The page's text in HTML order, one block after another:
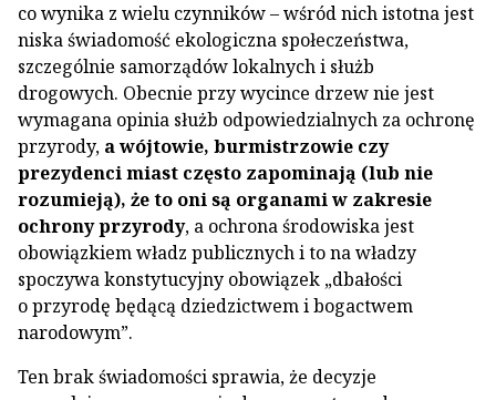
co wynika z wielu czynników – wśród nich istotna jest
niska świadomość ekologiczna społeczeństwa,
szczególnie samorządów lokalnych i służb
drogowych. Obecnie przy wycince drzew nie jest
wymagana opinia służb odpowiedzialnych za ochronę
przyrody, a wójtowie, burmistrzowie czy
prezydenci miast często zapominają (lub nie
rozumieją), że to oni są organami w zakresie
ochrony przyrody, a ochrona środowiska jest
obowiązkiem władz publicznych i to na władzy
spoczywa konstytucyjny obowiązek „dbałości
o przyrodę będącą dziedzictwem i bogactwem
narodowym”.
Ten brak świadomości sprawia, że decyzje